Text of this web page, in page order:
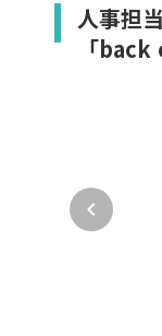
人事担
「
keyboard_arrow_left